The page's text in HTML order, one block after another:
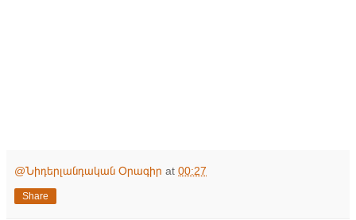
@Նիդերլանդական Օրագիր at 00:27
Share